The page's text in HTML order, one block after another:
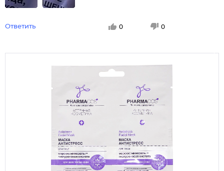
Ответить 0 0